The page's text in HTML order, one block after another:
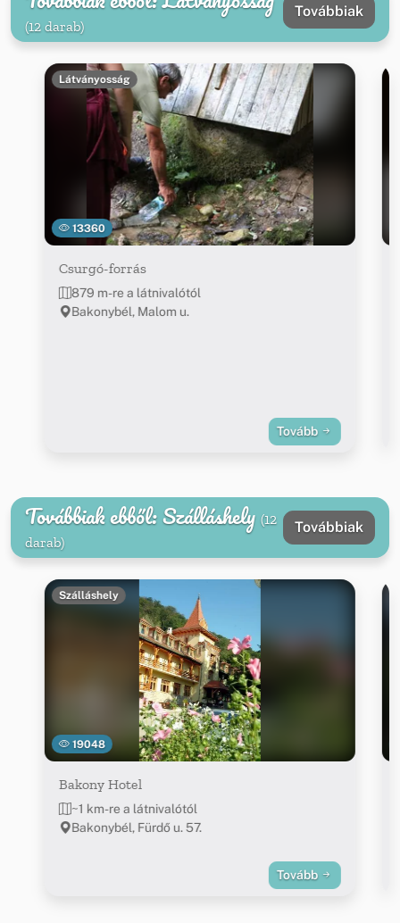
(12 darab)
Továbbiak
13360
Látványosság
Csurgó-forrás
879 m-re a látnivalótól
Bakonybél, Malom u.
Tovább
Továbbiak ebből: Szálláshely (12
darab)
Továbbiak
19048
Szálláshely
Bakony Hotel
~1 km-re a látnivalótól
Bakonybél, Fürdő u. 57.
Tovább